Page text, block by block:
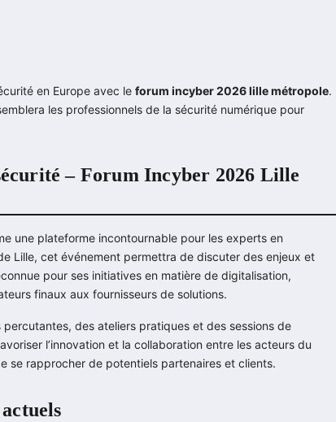
en Europe avec le forum incyber 2026 lille métropole.
les professionnels de la sécurité numérique pour
– Forum Incyber 2026 Lille
une plateforme incontournable pour les experts en
Lille, cet événement permettra de discuter des enjeux et
pour ses initiatives en matière de digitalisation,
finaux aux fournisseurs de solutions.
percutantes, des ateliers pratiques et des sessions de
l’innovation et la collaboration entre les acteurs du
se rapprocher de potentiels partenaires et clients.